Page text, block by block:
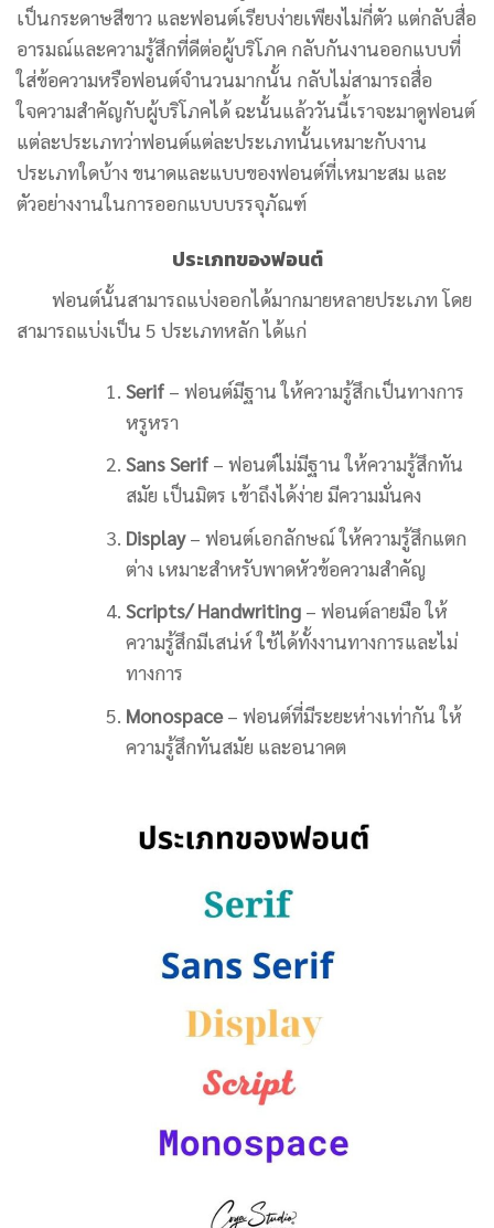
เป็นกระดาษสีขาว และฟอนต์เรียบง่ายเพียงไม่กี่ตัว แต่กลับสื่อ
อารมณ์และความรู้สึกที่ดีต่อผู้บริโภค กลับกันงานออกแบบที่
ใส่ข้อความหรือฟอนต์จำนวนมากนั้น กลับไม่สามารถสื่อ
ใจความสำคัญกับผู้บริโภคได้ ฉะนั้นแล้ววันนี้เราจะมาดูฟอนต์
แต่ละประเภทว่าฟอนต์แต่ละประเภทนั้นเหมาะกับงาน
ประเภทใดบ้าง ขนาดและแบบของฟอนต์ที่เหมาะสม และ
ตัวอย่างงานในการออกแบบบรรจุภัณฑ์
ประเภทของฟอนต์
ฟอนต์นั้นสามารถแบ่งออกได้มากมายหลายประเภท โดย
สามารถแบ่งเป็น 5 ประเภทหลัก ได้แก่
Serif– ฟอนต์มีฐาน ให้ความรู้สึกเป็นทางการ
หรูหรา
Sans Serif– ฟอนต์ไม่มีฐาน ให้ความรู้สึกทัน
สมัย เป็นมิตร เข้าถึงได้ง่าย มีความมั่นคง
Display– ฟอนต์เอกลักษณ์ ให้ความรู้สึกแตก
ต่าง เหมาะสำหรับพาดหัวข้อความสำคัญ
Scripts/ Handwriting– ฟอนต์ลายมือ ให้
ความรู้สึกมีเสน่ห์ ใช้ได้ทั้งงานทางการและไม่
ทางการ
Monospace– ฟอนต์ที่มีระยะห่างเท่ากัน ให้
ความรู้สึกทันสมัย และอนาคต